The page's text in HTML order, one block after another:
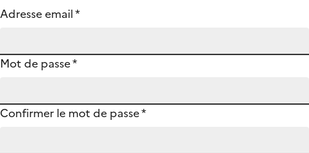
Adresse email*
Mot de passe*
Confirmer le mot de passe*